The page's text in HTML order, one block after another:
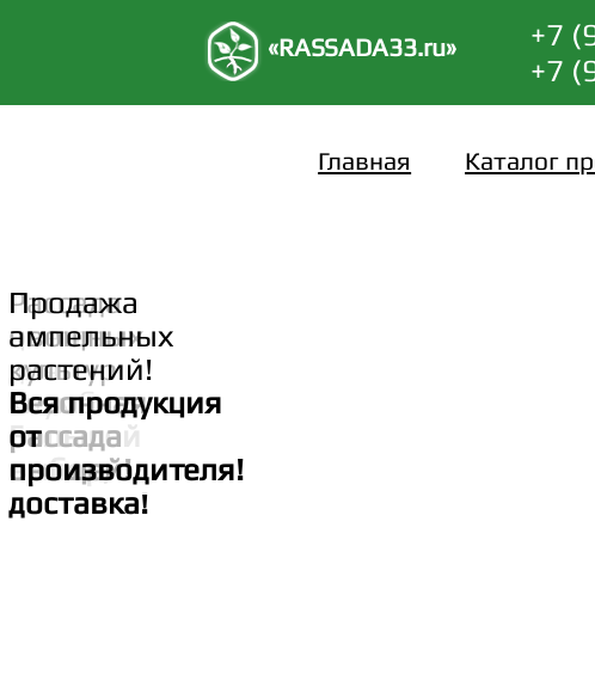
«RASSADA33.ru»
+7
+7
Главная Каталог
Продажа
цветов
для
клумб
Большой
выбор,
доставка!
Рассада
овощных
культур
Сезонная
рассада
овощей!
Продажа
ампельных
растений!
Вся продукция
от
производителя!